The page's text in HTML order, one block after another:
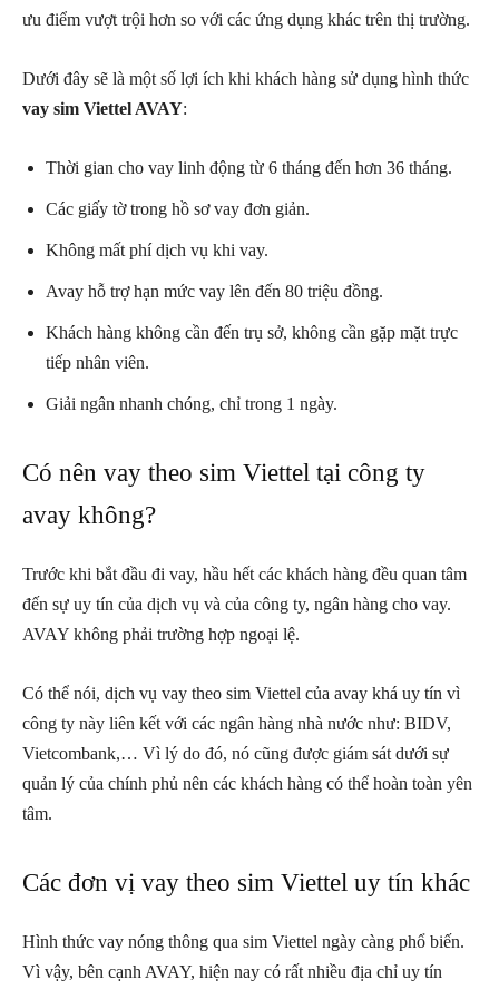
ưu điểm vượt trội hơn so với các ứng dụng khác trên thị trường.
Dưới đây sẽ là một số lợi ích khi khách hàng sử dụng hình thức
vay sim Viettel AVAY:
Thời gian cho vay linh động từ 6 tháng đến hơn 36 tháng.
Các giấy tờ trong hồ sơ vay đơn giản.
Không mất phí dịch vụ khi vay.
Avay hỗ trợ hạn mức vay lên đến 80 triệu đồng.
Khách hàng không cần đến trụ sở, không cần gặp mặt trực
tiếp nhân viên.
Giải ngân nhanh chóng, chỉ trong 1 ngày.
Có nên vay theo sim Viettel tại công ty
avay không?
Trước khi bắt đầu đi vay, hầu hết các khách hàng đều quan tâm
đến sự uy tín của dịch vụ và của công ty, ngân hàng cho vay.
AVAY không phải trường hợp ngoại lệ.
Có thể nói, dịch vụ vay theo sim Viettel của avay khá uy tín vì
công ty này liên kết với các ngân hàng nhà nước như: BIDV,
Vietcombank,… Vì lý do đó, nó cũng được giám sát dưới sự
quản lý của chính phủ nên các khách hàng có thể hoàn toàn yên
tâm.
Các đơn vị vay theo sim Viettel uy tín khác
Hình thức vay nóng thông qua sim Viettel ngày càng phổ biến.
Vì vậy, bên cạnh AVAY, hiện nay có rất nhiều địa chỉ uy tín